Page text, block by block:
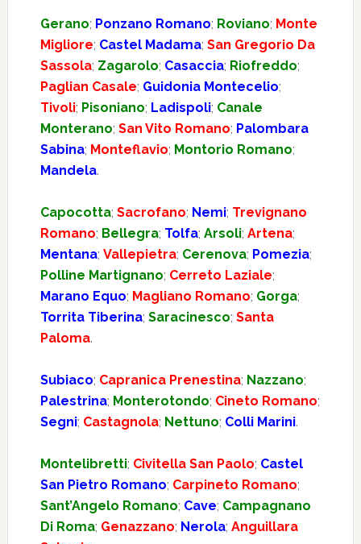
Gerano; Ponzano Romano; Roviano; Monte
Migliore; Castel Madama; San Gregorio Da
Sassola; Zagarolo; Casaccia; Riofreddo;
Paglian Casale; Guidonia Montecelio;
Tivoli; Pisoniano; Ladispoli; Canale
Monterano; San Vito Romano; Palombara
Sabina; Monteflavio; Montorio Romano;
Mandela.
Capocotta; Sacrofano; Nemi; Trevignano
Romano; Bellegra; Tolfa; Arsoli; Artena;
Mentana; Vallepietra; Cerenova; Pomezia;
Polline Martignano; Cerreto Laziale;
Marano Equo; Magliano Romano; Gorga;
Torrita Tiberina; Saracinesco; Santa
Paloma.
Subiaco; Capranica Prenestina; Nazzano;
Palestrina; Monterotondo; Cineto Romano;
Segni; Castagnola; Nettuno; Colli Marini.
Montelibretti; Civitella San Paolo; Castel
San Pietro Romano; Carpineto Romano;
Sant’Angelo Romano; Cave; Campagnano
Di Roma; Genazzano; Nerola; Anguillara